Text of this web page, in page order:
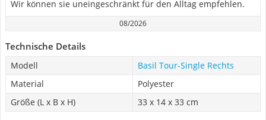
Wir können sie uneingeschränkt für den Alltag empfehlen.
08/2026
Technische Details
Modell
Basil Tour-Single Rechts
Material
Polyester
Größe (L x B x H)
33 x 14 x 33 cm